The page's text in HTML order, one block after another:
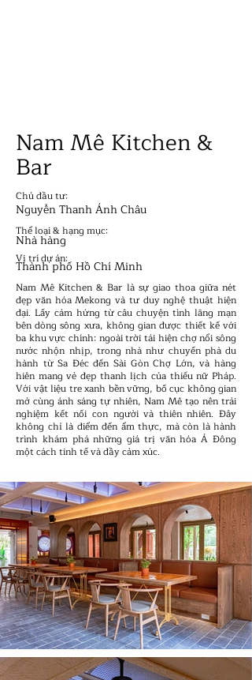
Nam Mê Kitchen &
Bar
Chủ đầu tư:
Nguyễn Thanh Ánh Châu
Thể loại & hạng mục:
Nhà hàng
Vị trí dự án:
Thành phố Hồ Chí Minh
Nam Mê Kitchen & Bar là sự giao thoa giữa nét
đẹp văn hóa Mekong và tư duy nghệ thuật hiện
đại. Lấy cảm hứng từ câu chuyện tình lãng mạn
bên dòng sông xưa, không gian được thiết kế với
ba khu vực chính: ngoài trời tái hiện chợ nổi sông
nước nhộn nhịp, trong nhà như chuyến phà du
hành từ Sa Đéc đến Sài Gòn Chợ Lớn, và hàng
hiên mang vẻ đẹp thanh lịch của thiếu nữ Pháp.
Với vật liệu tre xanh bền vững, bố cục không gian
mở cùng ánh sáng tự nhiên, Nam Mê tạo nên trải
nghiệm kết nối con người và thiên nhiên. Đây
không chỉ là điểm đến ẩm thực, mà còn là hành
trình khám phá những giá trị văn hóa Á Đông
một cách tinh tế và đầy cảm xúc.